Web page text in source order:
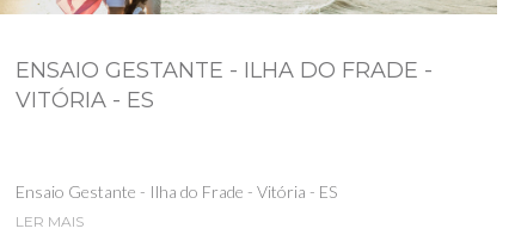
ENSAIO GESTANTE - ILHA DO FRADE -
VITÓRIA - ES
Ensaio Gestante - Ilha do Frade - Vitória - ES
LER MAIS